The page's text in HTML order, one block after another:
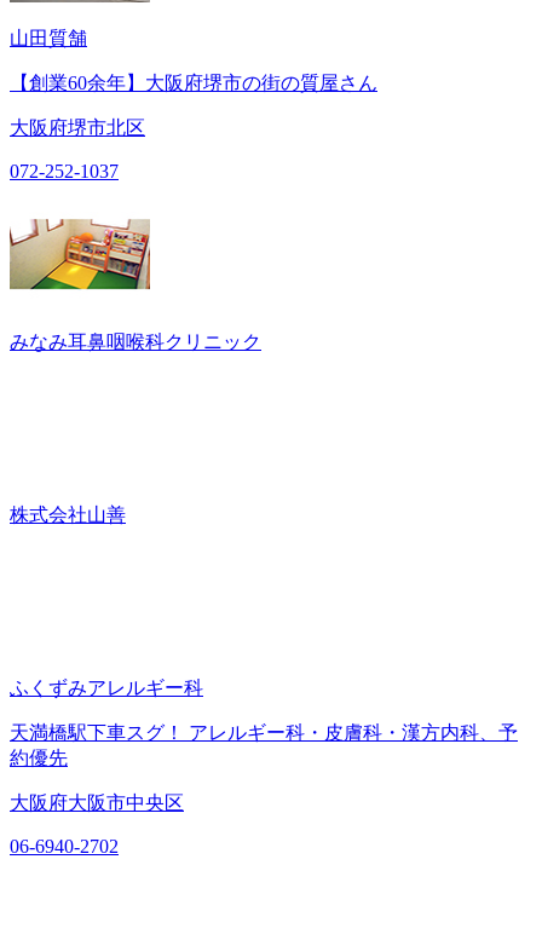
山田質舗
【創業60余年】大阪府堺市の街の質屋さん
大阪府堺市北区
072-252-1037
みなみ耳鼻咽喉科クリニック
株式会社山善
ふくずみアレルギー科
天満橋駅下車スグ！ アレルギー科・皮膚科・漢方内科、予
約優先
大阪府大阪市中央区
06-6940-2702